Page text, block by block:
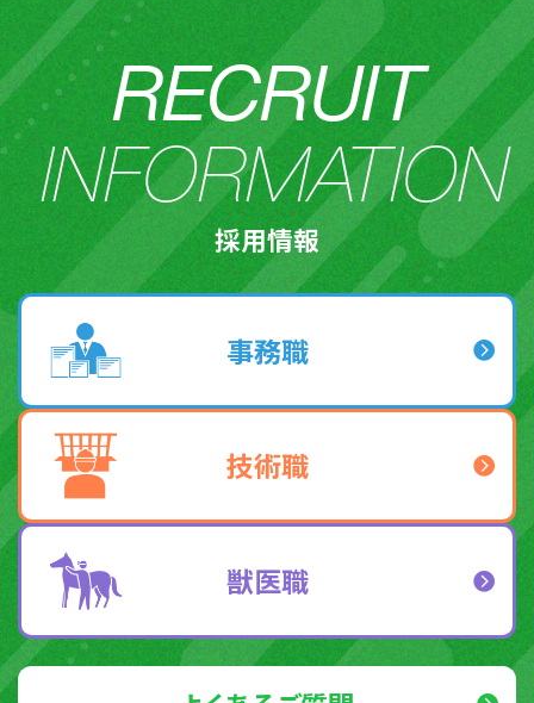
RECRUIT
INFORMATION
採用情報
事務職
技術職
獣医職